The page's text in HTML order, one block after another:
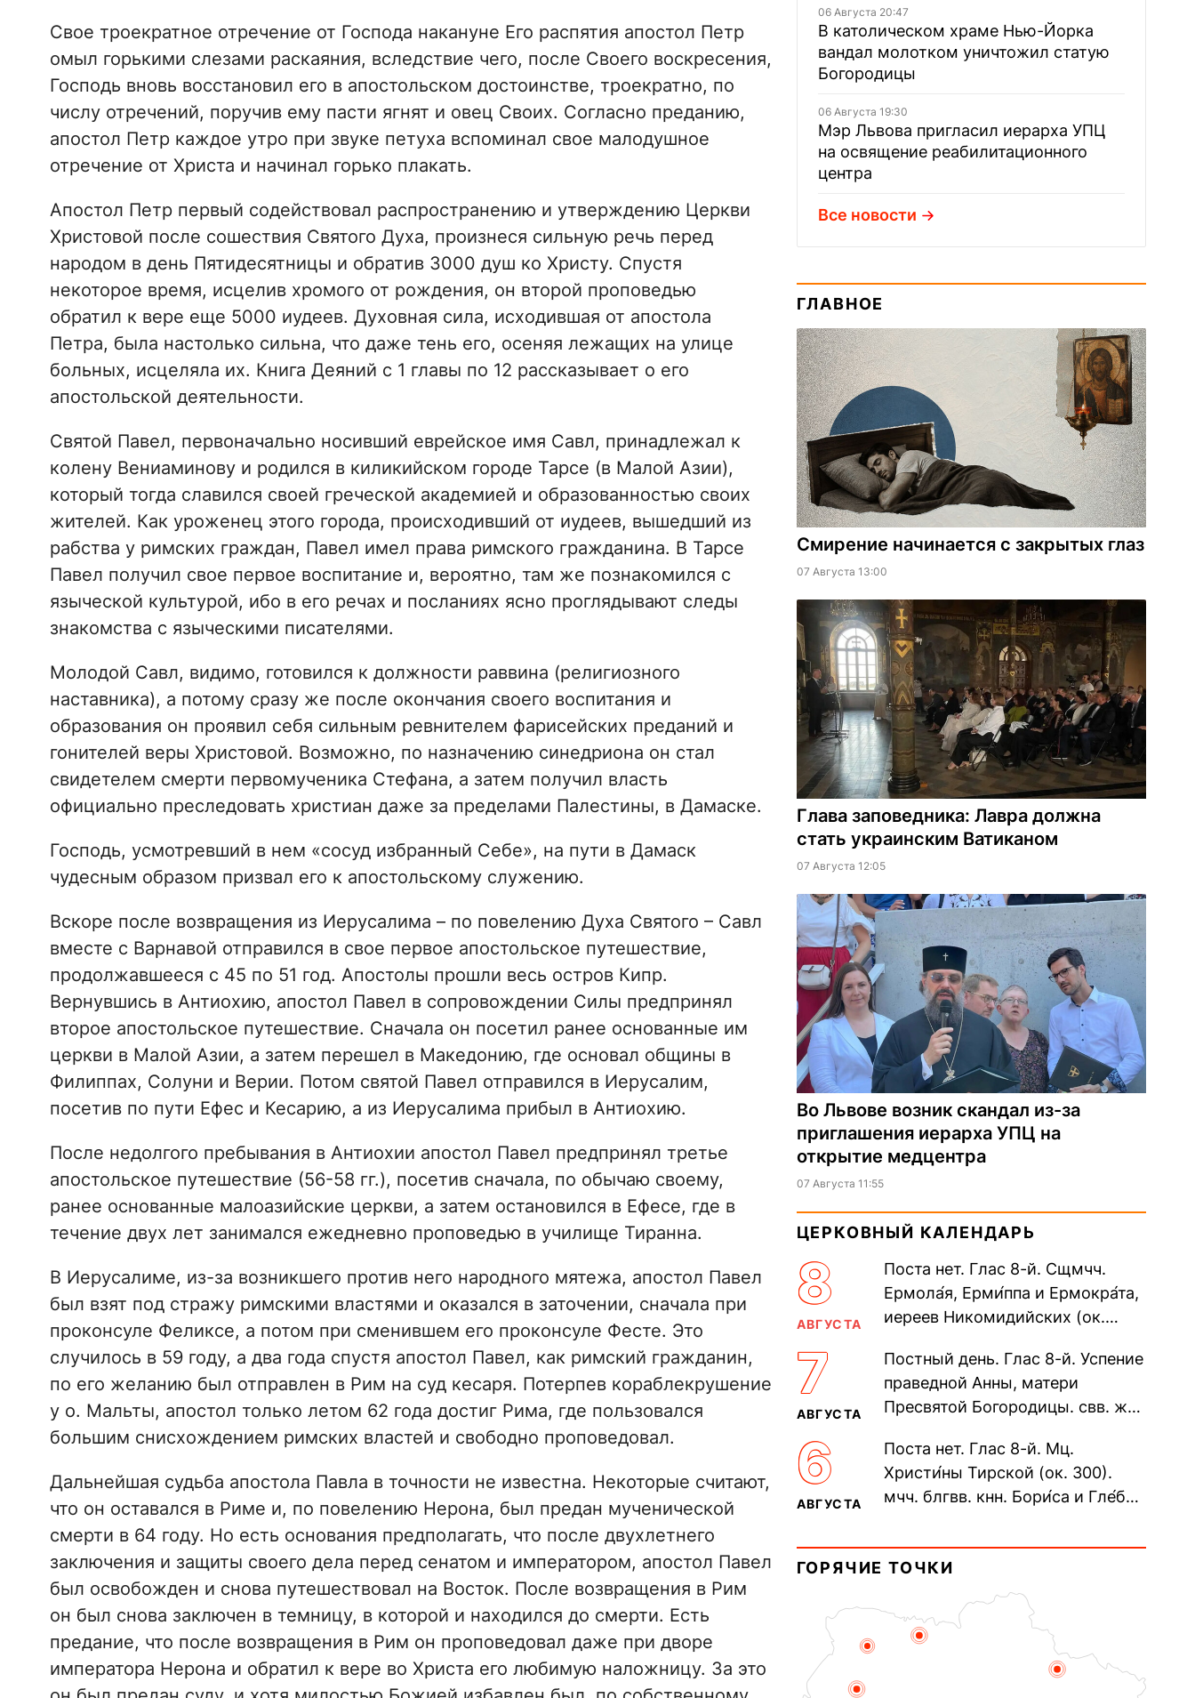
Свое троекратное отречение от Господа накануне Его распятия апостол Петр
омыл горькими слезами раскаяния, вследствие чего, после Своего воскресения,
Господь вновь восстановил его в апостольском достоинстве, троекратно, по
числу отречений, поручив ему пасти ягнят и овец Своих. Согласно преданию,
апостол Петр каждое утро при звуке петуха вспоминал свое малодушное
отречение от Христа и начинал горько плакать.
Апостол Петр первый содействовал распространению и утверждению Церкви
Христовой после сошествия Святого Духа, произнеся сильную речь перед
народом в день Пятидесятницы и обратив 3000 душ ко Христу. Спустя
некоторое время, исцелив хромого от рождения, он второй проповедью
обратил к вере еще 5000 иудеев. Духовная сила, исходившая от апостола
Петра, была настолько сильна, что даже тень его, осеняя лежащих на улице
больных, исцеляла их. Книга Деяний с 1 главы по 12 рассказывает о его
апостольской деятельности.
Святой Павел, первоначально носивший еврейское имя Савл, принадлежал к
колену Вениаминову и родился в киликийском городе Тарсе (в Малой Азии),
который тогда славился своей греческой академией и образованностью своих
жителей. Как уроженец этого города, происходивший от иудеев, вышедший из
рабства у римских граждан, Павел имел права римского гражданина. В Тарсе
Павел получил свое первое воспитание и, вероятно, там же познакомился с
языческой культурой, ибо в его речах и посланиях ясно проглядывают следы
знакомства с языческими писателями.
Молодой Савл, видимо, готовился к должности раввина (религиозного
наставника), а потому сразу же после окончания своего воспитания и
образования он проявил себя сильным ревнителем фарисейских преданий и
гонителей веры Христовой. Возможно, по назначению синедриона он стал
свидетелем смерти первомученика Стефана, а затем получил власть
официально преследовать христиан даже за пределами Палестины, в Дамаске.
Господь, усмотревший в нем «сосуд избранный Себе», на пути в Дамаск
чудесным образом призвал его к апостольскому служению.
Вскоре после возвращения из Иерусалима – по повелению Духа Святого – Савл
вместе с Варнавой отправился в свое первое апостольское путешествие,
продолжавшееся с 45 по 51 год. Апостолы прошли весь остров Кипр.
Вернувшись в Антиохию, апостол Павел в сопровождении Силы предпринял
второе апостольское путешествие. Сначала он посетил ранее основанные им
церкви в Малой Азии, а затем перешел в Македонию, где основал общины в
Филиппах, Солуни и Верии. Потом святой Павел отправился в Иерусалим,
посетив по пути Ефес и Кесарию, а из Иерусалима прибыл в Антиохию.
После недолгого пребывания в Антиохии апостол Павел предпринял третье
апостольское путешествие (56-58 гг.), посетив сначала, по обычаю своему,
ранее основанные малоазийские церкви, а затем остановился в Ефесе, где в
течение двух лет занимался ежедневно проповедью в училище Тиранна.
В Иерусалиме, из-за возникшего против него народного мятежа, апостол Павел
был взят под стражу римскими властями и оказался в заточении, сначала при
проконсуле Феликсе, а потом при сменившем его проконсуле Фесте. Это
случилось в 59 году, а два года спустя апостол Павел, как римский гражданин,
по его желанию был отправлен в Рим на суд кесаря. Потерпев кораблекрушение
у о. Мальты, апостол только летом 62 года достиг Рима, где пользовался
большим снисхождением римских властей и свободно проповедовал.
Дальнейшая судьба апостола Павла в точности не известна. Некоторые считают,
что он оставался в Риме и, по повелению Нерона, был предан мученической
смерти в 64 году. Но есть основания предполагать, что после двухлетнего
заключения и защиты своего дела перед сенатом и императором, апостол Павел
был освобожден и снова путешествовал на Восток. После возвращения в Рим
он был снова заключен в темницу, в которой и находился до смерти. Есть
предание, что после возвращения в Рим он проповедовал даже при дворе
императора Нерона и обратил к вере во Христа его любимую наложницу. За это
06 Августа 20:47
В католическом храме Нью-Йорка
вандал молотком уничтожил статую
Богородицы
06 Августа 19:30
Мэр Львова пригласил иерарха УПЦ
на освящение реабилитационного
центра
Все новости
ГЛАВНОЕ
Смирение начинается с закрытых глаз
07 Августа 13:00
Глава заповедника: Лавра должна
стать украинским Ватиканом
07 Августа 12:05
Во Львове возник скандал из-за
приглашения иерарха УПЦ на
открытие медцентра
07 Августа 11:55
ЦЕРКОВНЫЙ КАЛЕНДАРЬ
8
АВГУСТА
Поста нет. Глас 8-й. Сщмчч.
Ермола́я, Ерми́ппа и Ермокра́та,
иереев Никомидийских (ок.
Печерского, в Ближних
пещерах...
7
АВГУСТА
Постный день. Глас 8-й. Успение
праведной Анны, матери
Пресвятой Богородицы. свв. жен
прп. Евпракси́и девы,...
6
АВГУСТА
Поста нет. Глас 8-й. Мц.
Христи́ны Тирской (ок. 300).
мчч. блгвв. кнн. Бори́са и Гле́ба,
Дави́да (1015). Прп....
ГОРЯЧИЕ ТОЧКИ